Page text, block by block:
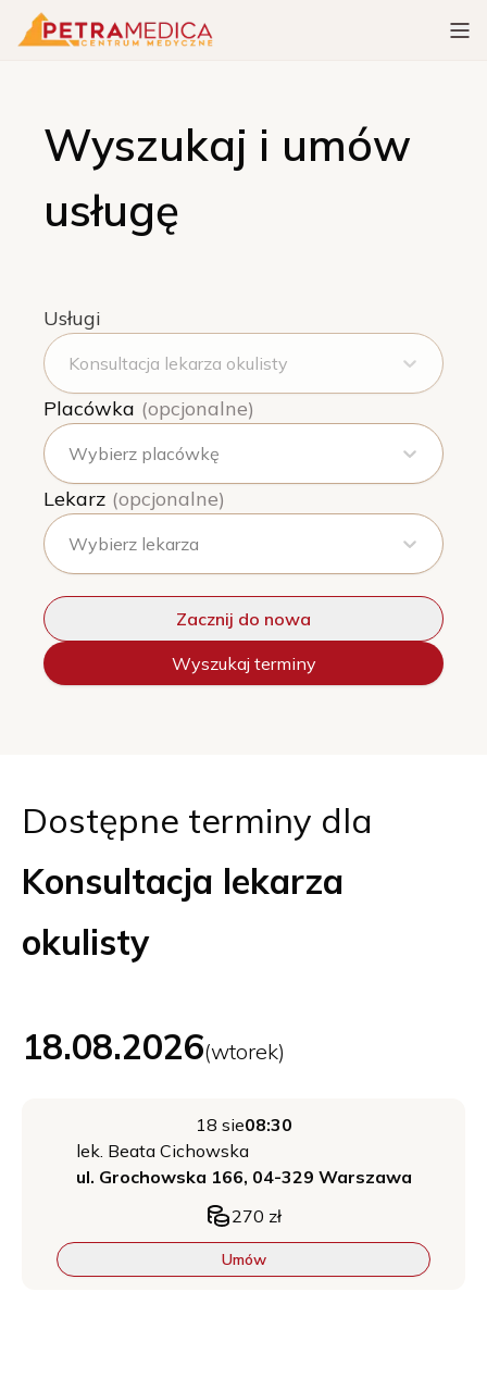
Wyszukaj i umów
usługę
Usługi
Konsultacja lekarza okulisty
Placówka (opcjonalne)
Wybierz placówkę
Lekarz (opcjonalne)
Wybierz lekarza
Zacznij do nowa
Wyszukaj terminy
Dostępne terminy dla
Konsultacja lekarza
okulisty
18.08.2026(wtorek)
18 sie08:30
lek. Beata Cichowska
ul. Grochowska 166, 04-329 Warszawa
270 zł
Umów